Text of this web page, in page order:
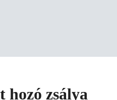
hozó zsálya